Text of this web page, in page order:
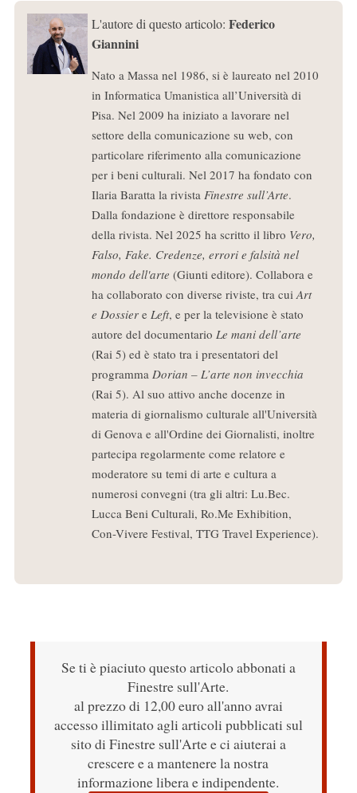
L'autore di questo articolo: Federico
Giannini
Nato a Massa nel 1986, si è laureato nel 2010
in Informatica Umanistica all’Università di
Pisa. Nel 2009 ha iniziato a lavorare nel
settore della comunicazione su web, con
particolare riferimento alla comunicazione
per i beni culturali. Nel 2017 ha fondato con
Ilaria Baratta la rivista Finestre sull’Arte.
Dalla fondazione è direttore responsabile
della rivista. Nel 2025 ha scritto il libro Vero,
Falso, Fake. Credenze, errori e falsità nel
mondo dell'arte (Giunti editore). Collabora e
ha collaborato con diverse riviste, tra cuiArt
e Dossiere Left, e per la televisione è stato
autore del documentario Le mani dell’arte
(Rai 5) ed è stato tra i presentatori del
programma Dorian – L’arte non invecchia
(Rai 5). Al suo attivo anche docenze in
materia di giornalismo culturale all'Università
di Genova e all'Ordine dei Giornalisti, inoltre
partecipa regolarmente come relatore e
moderatore su temi di arte e cultura a
numerosi convegni (tra gli altri: Lu.Bec.
Lucca Beni Culturali, Ro.Me Exhibition,
Con-Vivere Festival, TTG Travel Experience).
Se ti è piaciuto questo articolo abbonati a
Finestre sull'Arte.
al prezzo di 12,00 euro all'anno avrai
accesso illimitato agli articoli pubblicati sul
sito di Finestre sull'Arte e ci aiuterai a
crescere e a mantenere la nostra
informazione libera e indipendente.